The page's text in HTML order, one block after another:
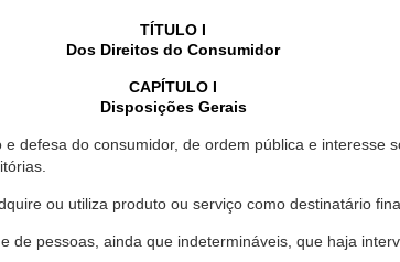
TÍTULO I
Dos Direitos do Consumidor
CAPÍTULO I
Disposições Gerais
defesa do consumidor, de ordem pública e interesse
ou utiliza produto ou serviço como destinatário
de pessoas, ainda que indetermináveis, que haja